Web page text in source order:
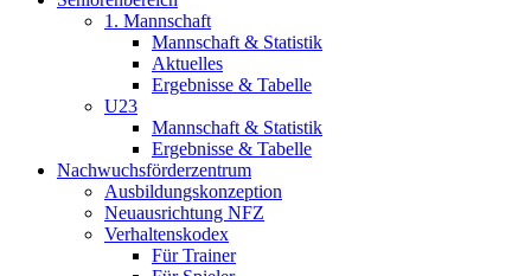
1. Mannschaft
Mannschaft & Statistik
Aktuelles
Ergebnisse & Tabelle
U23
Mannschaft & Statistik
Ergebnisse & Tabelle
Nachwuchsförderzentrum
Ausbildungskonzeption
Neuausrichtung NFZ
Verhaltenskodex
Für Trainer